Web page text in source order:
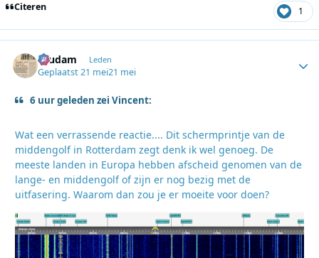
Citeren 1
ruudam Leden
Geplaatst21 mei21 mei
6 uur geleden zei Vincent:
Wat een verrassende reactie.... Dit schermprintje van de
middengolf in Rotterdam zegt denk ik wel genoeg. De
meeste landen in Europa hebben afscheid genomen van de
lange- en middengolf of zijn er nog bezig met de
uitfasering. Waarom dan zou je er moeite voor doen?